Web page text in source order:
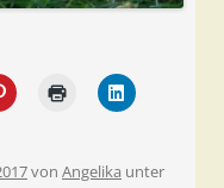
von Angelika unter